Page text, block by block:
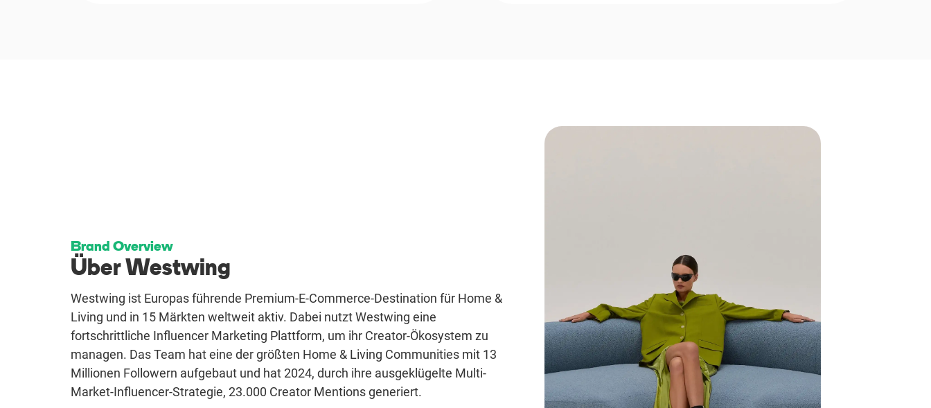
Brand Overview
Über Westwing
Westwing ist Europas führende Premium-E-Commerce-Destination für Home &
Living und in 15 Märkten weltweit aktiv. Dabei nutzt Westwing eine
fortschrittliche Influencer Marketing Plattform, um ihr Creator-Ökosystem zu
managen. Das Team hat eine der größten Home & Living Communities mit 13
Millionen Followern aufgebaut und hat 2024, durch ihre ausgeklügelte Multi-
Market-Influencer-Strategie, 23.000 Creator Mentions generiert.